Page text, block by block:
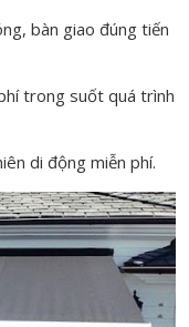
bàn giao đúng tiến
trong suốt quá trình
di động miễn phí.